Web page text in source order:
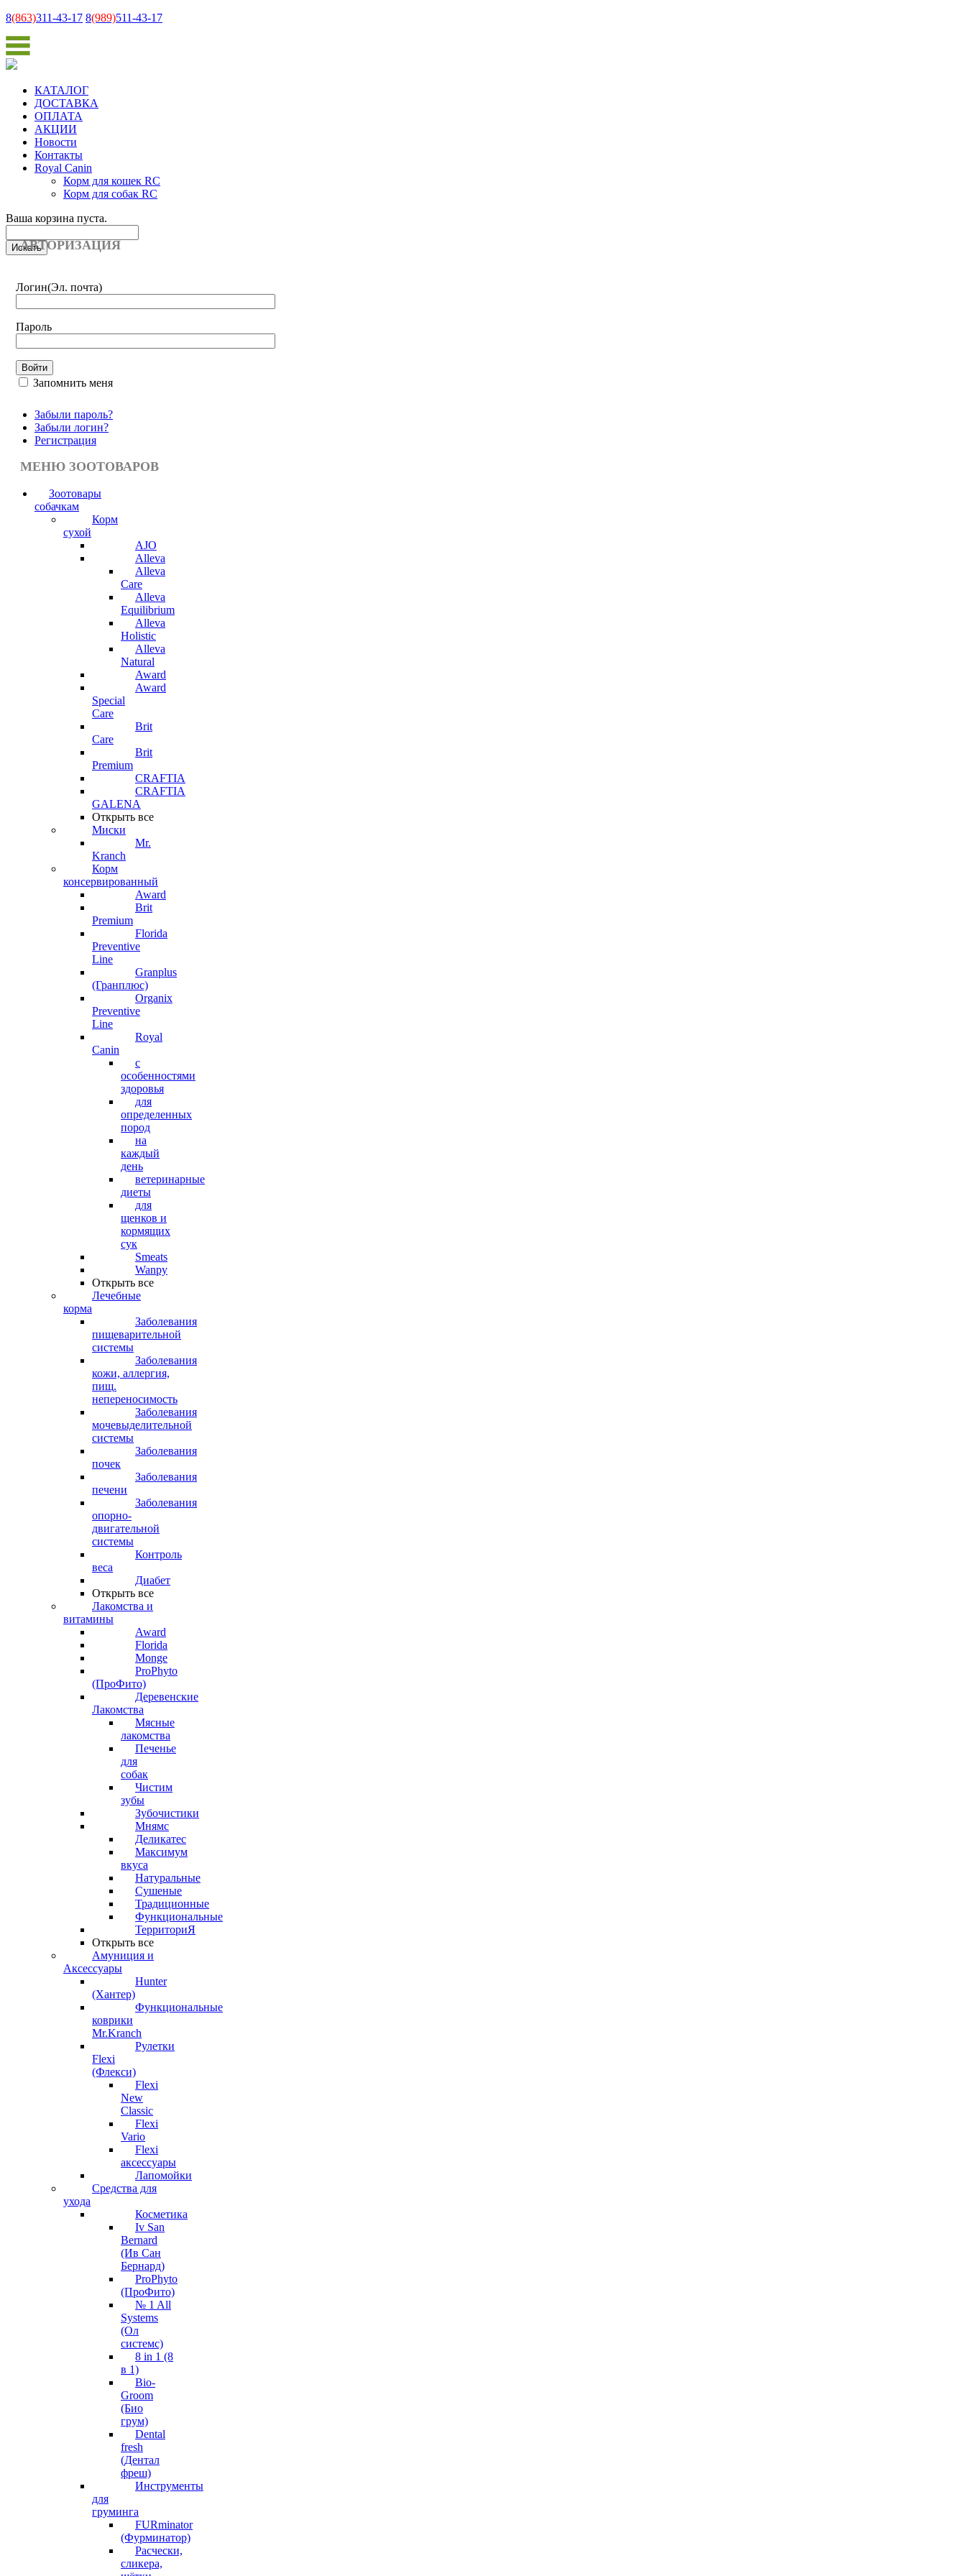
8(863)311-43-17 8(989)511-43-17
КАТАЛОГ
ДОСТАВКА
ОПЛАТА
АКЦИИ
Новости
Контакты
Royal Canin
Корм для кошек RC
Корм для собак RC
Ваша корзина пуста.
АВТОРИЗАЦИЯ
Логин(Эл. почта)
Пароль
Запомнить меня
Забыли пароль?
Забыли логин?
Регистрация
МЕНЮ ЗООТОВАРОВ
Зоотовары
собачкам
Корм
сухой
AJO
Alleva
Alleva
Care
Alleva
Equilibrium
Alleva
Holistic
Alleva
Natural
Award
Award
Special
Care
Brit
Care
Brit
Premium
CRAFTIA
CRAFTIA
GALENA
Открыть все
Миски
Mr.
Kranch
Корм
консервированный
Award
Brit
Premium
Florida
Preventive
Line
Granplus
(Гранплюс)
Organix
Preventive
Line
Royal
Canin
с
особенностями
здоровья
для
определенных
пород
на
каждый
день
ветеринарные
диеты
для
щенков и
кормящих
сук
Smeats
Wanpy
Открыть все
Лечебные
корма
Заболевания
пищеварительной
системы
Заболевания
кожи, аллергия,
пищ.
непереносимость
Заболевания
мочевыделительной
системы
Заболевания
почек
Заболевания
печени
Заболевания
опорно-
двигательной
системы
Контроль
веса
Диабет
Открыть все
Лакомства и
витамины
Award
Florida
Monge
ProPhyto
(ПроФито)
Деревенские
Лакомства
Мясные
лакомства
Печенье
для
собак
Чистим
зубы
Зубочистики
Мнямс
Деликатес
Максимум
вкуса
Натуральные
Сушеные
Традиционные
Функциональные
ТерриториЯ
Открыть все
Амуниция и
Аксессуары
Hunter
(Хантер)
Функциональные
коврики
Mr.Kranch
Рулетки
Flexi
(Флекси)
Flexi
New
Classic
Flexi
Vario
Flexi
аксессуары
Лапомойки
Средства для
ухода
Косметика
Iv San
Bernard
(Ив Сан
Бернард)
ProPhyto
(ПроФито)
№ 1 All
Systems
(Ол
системс)
8 in 1 (8
в 1)
Bio-
Groom
(Био
грум)
Dental
fresh
(Дентал
фреш)
Инструменты
для
груминга
FURminator
(Фурминатор)
Расчески,
сликера,